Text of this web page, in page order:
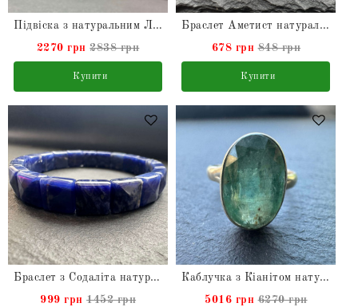
Підвіска з натуральним Ларімаром в сріблі
2270 грн 2838 грн
Купити
Браслет Аметист натуральний
678 грн 848 грн
Купити
Браслет з Содаліта натурального
999 грн 1452 грн
Каблучка з Кіанітом натуральним зі срібла
5016 грн 6270 грн